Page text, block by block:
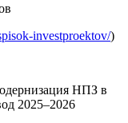
investproektov/)
НПЗ в
2025–2026